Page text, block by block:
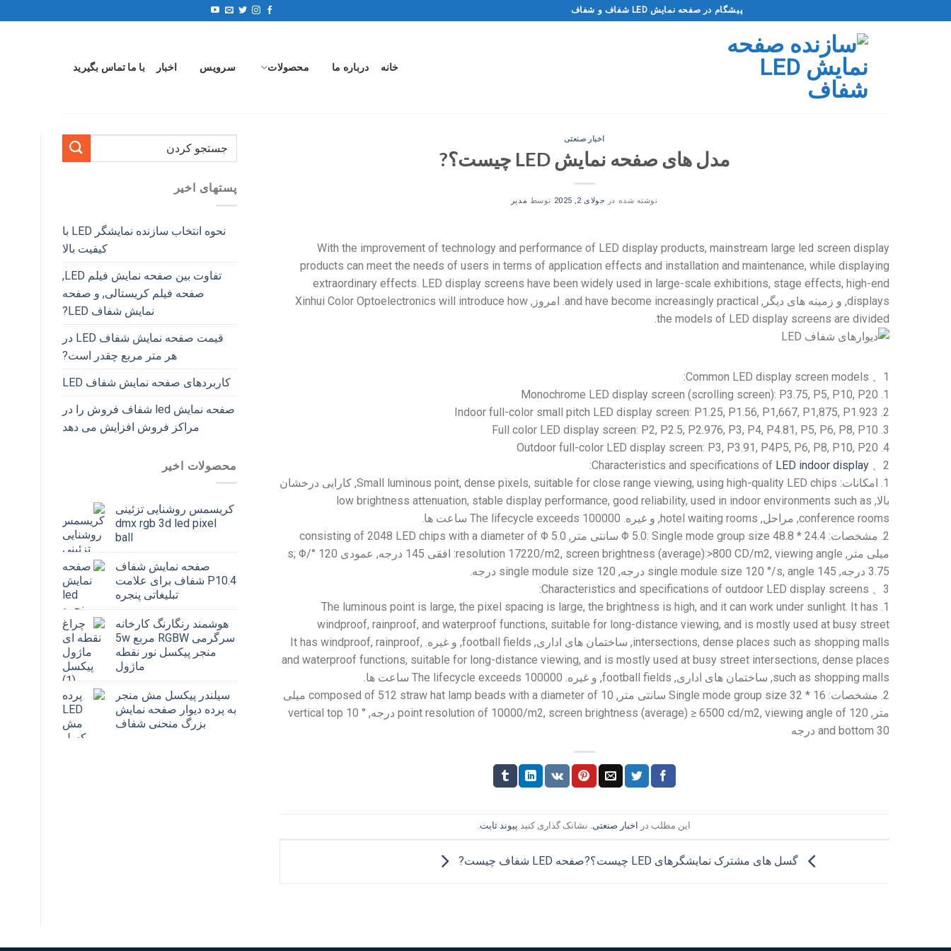
به
پیشگام در صفحه نمایش LED شفاف و شفاف
خانه درباره ما محصولات سرویس اخبار با ما تماس بگیرید
اخبار صنعتی
مدل های صفحه نمایش LED چیست؟?
نوشته شده در جولای 2, 2025 توسط مدیر
With the improvement of technology and performance of LED display products, mainstream large led screen display
products can meet the needs of users in terms of application effects and installation and maintenance, while displaying
extraordinary effects LED display screens have been widely used in large-scale exhibitions, stage effects, high-end
displays, و زمینه های دیگر, and have become increasingly practical . امروز, Xinhui Color Optoelectronics will introduce how
the models of LED display screens are divided
1、
Common LED display screen models
:
1.
Monochrome LED display screen (scrolling screen): P3.75, P5, P10, P20
2.
Indoor full-color small pitch LED display screen: P1.25, P1.56, P1,667, P1,875, P1.923
3.
Full color LED display screen: P2, P2.5, P2.976, P3, P4, P4.81, P5, P6, P8, P10
4.
Outdoor full-color LED display screen: P3, P3.91, P4P5, P6, P8, P10, P20
2、
Characteristics and specifications of LED indoor display
:
1. امکانات:
Small luminous point, dense pixels, suitable for close range viewing, using high-quality LED chips
, کارایی درخشان
بالا,
low brightness attenuation, stable display performance, good reliability, used in indoor environments such as
conference rooms, مراحل, hotel waiting rooms, و غیره. The lifecycle exceeds 100000 ساعت ها.
2. مشخصات:
Φ 5.0: Single mode group size 48.8 * 24.4 سانتی متر, consisting of 2048 LED chips with a diameter of Φ 5.0
میلی متر,
resolution 17220/m2, screen brightness (average):>800 CD/m2, viewing angle : افقی 145 درجه, عمودی 120 °/s
; Φ
3.75 درجه,
single module size 120 °/s, angle 145 درجه, single module size 120 درجه.
3、
Characteristics and specifications of outdoor LED display screens
:
1.
The luminous point is large, the pixel spacing is large, the brightness is high, and it can work under sunlight It has
windproof, rainproof, and waterproof functions, suitable for long-distance viewing, and is mostly used at busy street
intersections, dense places such as shopping malls , ساختمان های اداری, football fields, و غیره. It has windproof, rainproof,
and waterproof functions, suitable for long-distance viewing, and is mostly used at busy street intersections, dense places
such as shopping malls, ساختمان های اداری, football fields, و غیره. The lifecycle exceeds 100000 ساعت ها.
2. مشخصات:
Single mode group size 32 * 16 سانتی متر, composed of 512 straw hat lamp beads with a diameter of
10 میلی
متر,
point resolution of 10000/m2, screen brightness (average) ≥ 6500 cd/m2, viewing angle of 120 درجه, vertical top 10 °
and bottom 30 درجه
این مطلب در اخبار صنعتی. نشانک گذاری کنید پیوند ثابت.
گسل های مشترک نمایشگرهای LED چیست؟? صفحه LED شفاف چیست?
پستهای اخیر
نحوه انتخاب سازنده نمایشگر LED با
کیفیت بالا
تفاوت بین صفحه نمایش فیلم LED,
صفحه فیلم کریستالی, و صفحه
نمایش شفاف LED?
قیمت صفحه نمایش شفاف LED در
هر متر مربع چقدر است?
کاربردهای صفحه نمایش شفاف LED
صفحه نمایش led شفاف فروش را در
مراکز فروش افزایش می دهد
محصولات اخیر
کریسمس روشنایی تزئینی
dmx rgb 3d led pixel
ball
صفحه نمایش شفاف
P10.4 شفاف برای علامت
تبلیغاتی پنجره
هوشمند رنگارنگ کارخانه
سرگرمی RGBW مربع 5w
منجر پیکسل نور نقطه
ماژول
سیلندر پیکسل مش منجر
به پرده دیوار صفحه نمایش
بزرگ منحنی شفاف